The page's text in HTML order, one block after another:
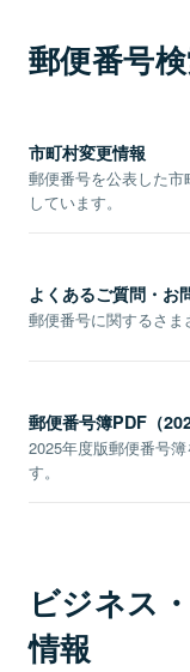
郵便番号
市町村変更情報
郵便番号を公表した
しています。
よくあるご質問・お
郵便番号に関するさま
郵便番号簿PDF（
2025年度版郵便番号
す。
ビジネス
情報